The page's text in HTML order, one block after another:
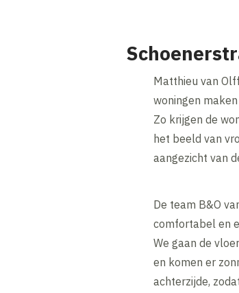
Matthieu van
woningen
Zo krijgen de
het beeld van
aangezicht van
De team B&O
comfortabel en
We gaan de
en komen er
achterzijde,